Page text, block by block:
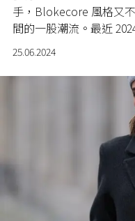
手，Blokecore 風格又
間的一股潮流。最近
Blokecore 風又再度受到
25.06.2024